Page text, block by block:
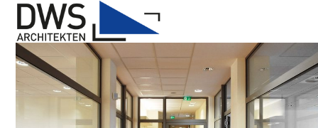
Skip
content
Open
mobile
menu
Close
mobile
menu